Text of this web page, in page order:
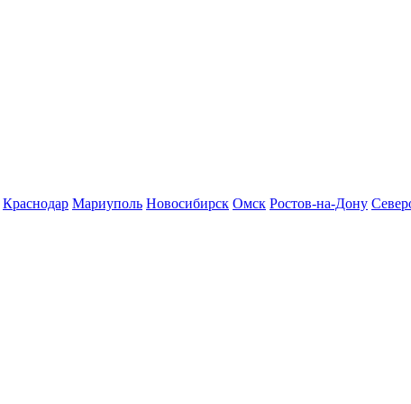
Краснодар Мариуполь Новосибирск Омск Ростов-на-Дону